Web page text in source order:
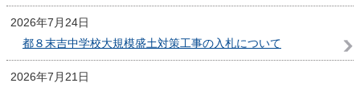
2026年7月24日
都８末吉中学校大規模盛土対策工事の入札について
2026年7月21日